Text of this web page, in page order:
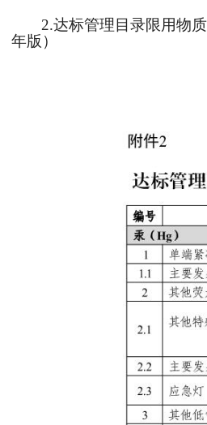
2.达标管理目录限用物
年版）